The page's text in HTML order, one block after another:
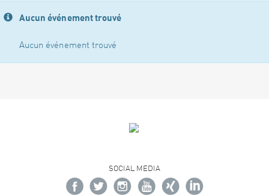
Aucun événement trouvé
Aucun événement trouvé
SOCIAL MEDIA